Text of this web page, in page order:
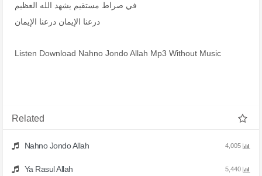
في صراط مستقيم يشهد الله العظيم
درعنا الإيمان درعنا الإيمان
Listen Download Nahno Jondo Allah Mp3 Without Music
Related
Nahno Jondo Allah 4,005
Ya Rasul Allah 5,440